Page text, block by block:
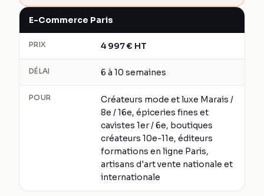
E-Commerce Paris
PRIX 4 997€ HT
DÉLAI 6 à 10 semaines
POUR
Créateurs mode et luxe Marais /
8e / 16e, épiceries fines et
cavistes 1er / 6e, boutiques
créateurs 10e-11e, éditeurs
formations en ligne Paris,
artisans d'art vente nationale et
internationale